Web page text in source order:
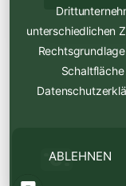
unterschiedlichen
Schaltfläche
ABLEHNEN